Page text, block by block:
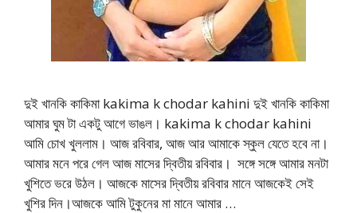
দুই খানকি কাকিমা kakima k chodar kahini দুই খানকি কাকিমা
আমার ঘুম টা একটু আগে ভাঙল। kakima k chodar kahini
আমি চোখ খুললাম। আজ রবিবার, আজ আর আমাকে স্কুল যেতে হবে না।
আমার মনে পরে গেল আজ মাসের দ্বিতীয় রবিবার। সঙ্গে সঙ্গে আমার মনটা
খুশিতে ভরে উঠল। আজকে মাসের দ্বিতীয় রবিবার মানে আজকেই সেই
খুশির দিন।আজকে আমি টুকুনের মা মানে আমার …